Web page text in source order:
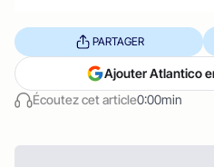
Écoutez cet article0:00min
PARTAGER
Ajouter Atlantico